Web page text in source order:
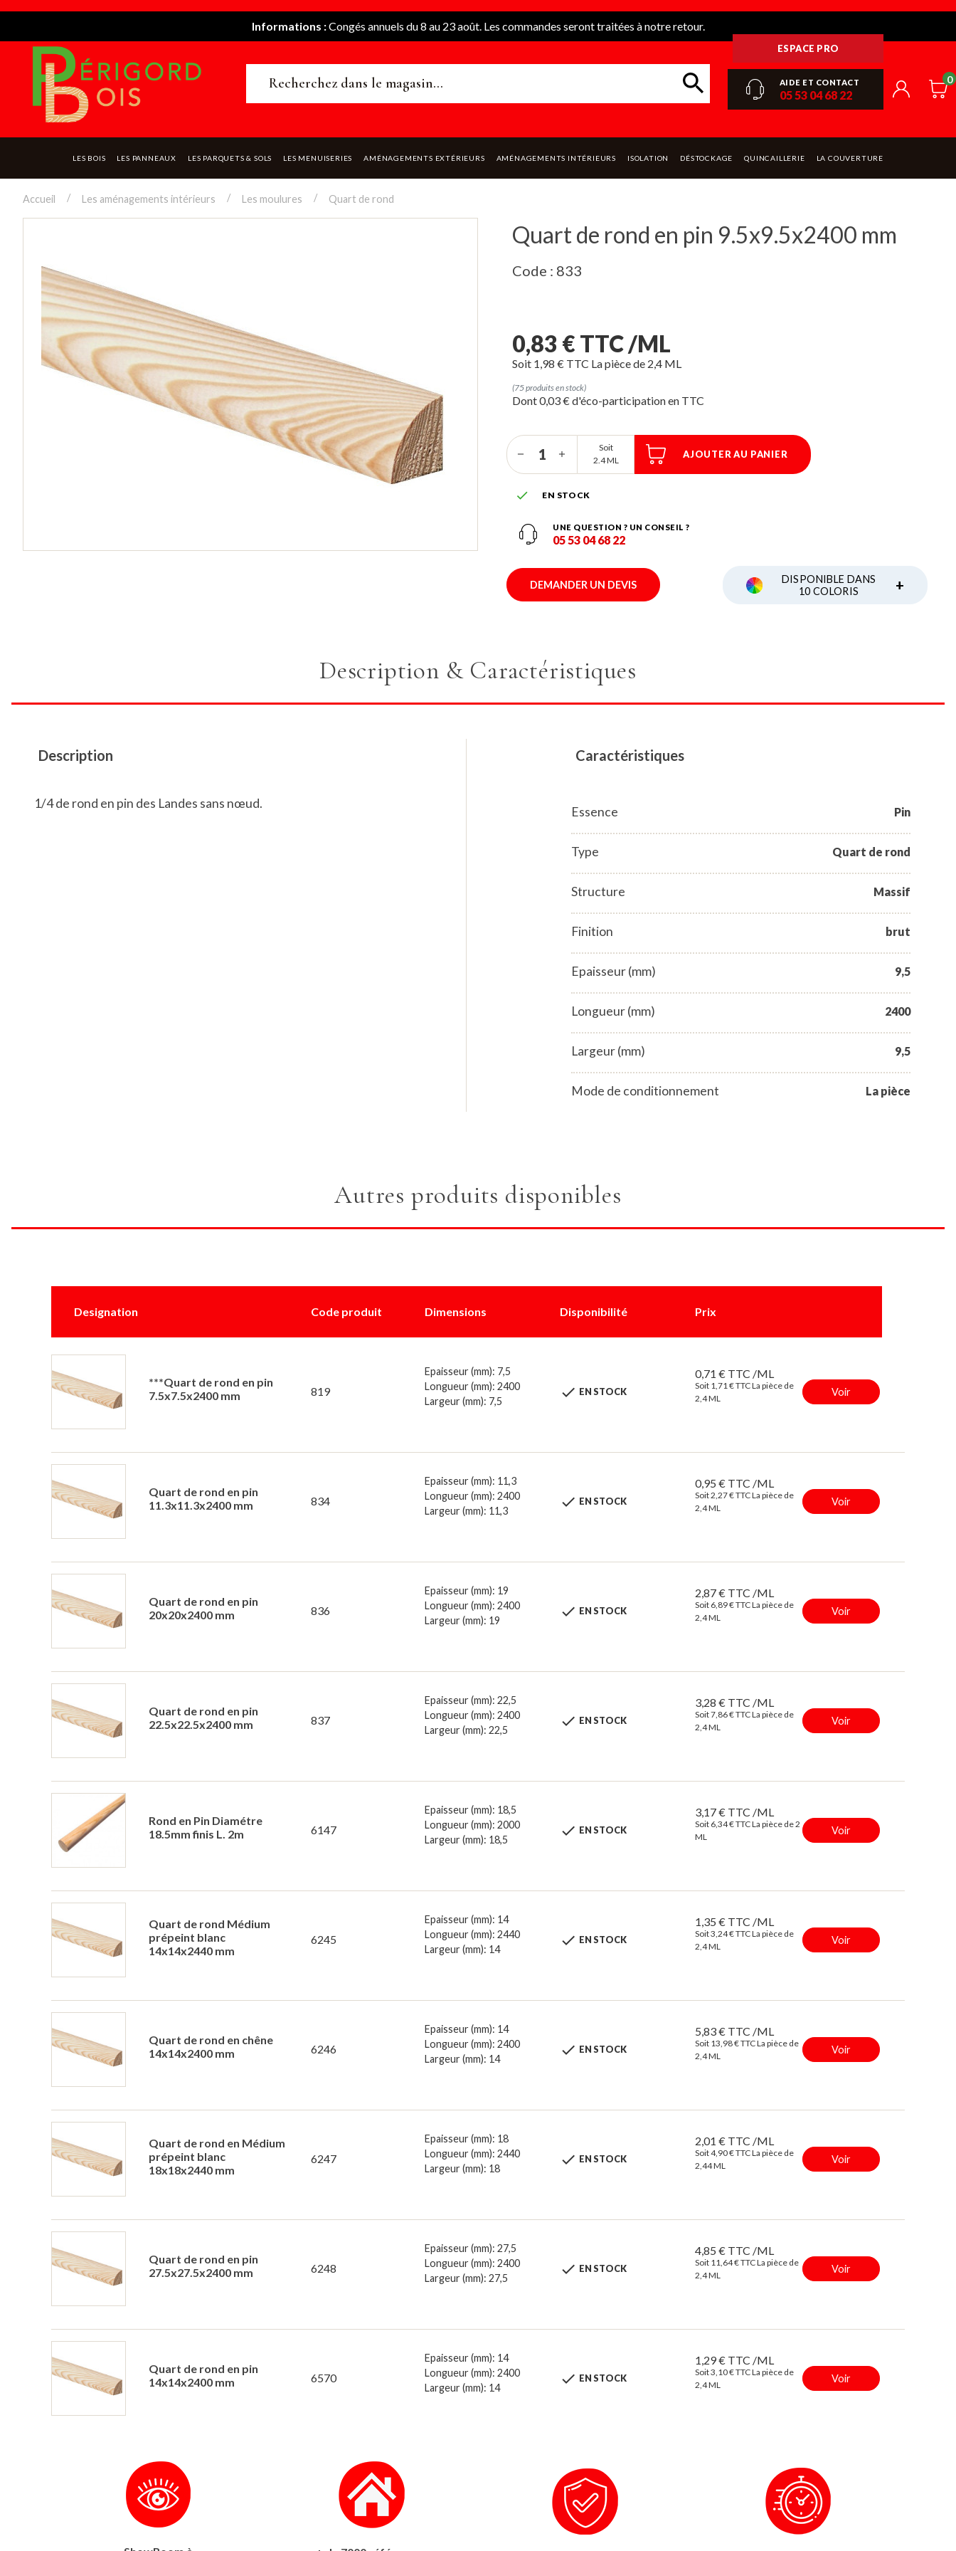
Informations :Congés annuels du 8 au 23 août. Les commandes seront traitées à notre retour.
ESPACE PRO
AIDE ET CONTACT
05 53 04 68 22
0
LES BOIS LES PANNEAUX LES PARQUETS & SOLS LES MENUISERIES AMÉNAGEMENTS EXTÉRIEURS AMÉNAGEMENTS INTÉRIEURS ISOLATION DÉSTOCKAGE QUINCAILLERIE LA COUVERTURE
Accueil Les aménagements intérieurs Les moulures Quart de rond
Quart de rond en pin 9.5x9.5x2400 mm
Code : 833
0,83 € TTC /ML
Soit 1,98 € TTC La pièce de 2,4 ML
(75 produits en stock)
Dont 0,03 € d'éco-participation
Soit
2.4 ML
AJOUTER AU PANIER
 EN STOCK
UNE QUESTION ? UN CONSEIL ?
05 53 04 68 22
DEMANDER UN DEVIS
DISPONIBLE DANS
10 COLORIS
+
Description & Caractéristiques
Description
1/4 de rond en pin des Landes sans nœud.
Caractéristiques
Essence Pin
Type Quart de rond
Structure Massif
Finition brut
Epaisseur (mm) 9,5
Longueur (mm) 2400
Largeur (mm) 9,5
Mode de conditionnement La pièce
Autres produits disponibles
Designation Code produit Dimensions Disponibilité Prix
***Quart de rond en pin
7.5x7.5x2400 mm
819
Epaisseur (mm): 7,5
Longueur (mm): 2400
Largeur (mm): 7,5
 EN STOCK
0,71 € TTC /ML
Soit 1,71 € TTC La pièce de
2,4 ML
Voir
Quart de rond en pin
11.3x11.3x2400 mm
834
Epaisseur (mm): 11,3
Longueur (mm): 2400
Largeur (mm): 11,3
 EN STOCK
0,95 € TTC /ML
Soit 2,27 € TTC La pièce de
2,4 ML
Voir
Quart de rond en pin
20x20x2400 mm
836
Epaisseur (mm): 19
Longueur (mm): 2400
Largeur (mm): 19
 EN STOCK
2,87 € TTC /ML
Soit 6,89 € TTC La pièce de
2,4 ML
Voir
Quart de rond en pin
22.5x22.5x2400 mm
837
Epaisseur (mm): 22,5
Longueur (mm): 2400
Largeur (mm): 22,5
 EN STOCK
3,28 € TTC /ML
Soit 7,86 € TTC La pièce de
2,4 ML
Voir
Rond en Pin Diamétre
18.5mm finis L. 2m
6147
Epaisseur (mm): 18,5
Longueur (mm): 2000
Largeur (mm): 18,5
 EN STOCK
3,17 € TTC /ML
Soit 6,34 € TTC La pièce de 2
ML
Voir
Quart de rond Médium
prépeint blanc
14x14x2440 mm
6245
Epaisseur (mm): 14
Longueur (mm): 2440
Largeur (mm): 14
 EN STOCK
1,35 € TTC /ML
Soit 3,24 € TTC La pièce de
2,4 ML
Voir
Quart de rond en chêne
14x14x2400 mm
6246
Epaisseur (mm): 14
Longueur (mm): 2400
Largeur (mm): 14
 EN STOCK
5,83 € TTC /ML
Soit 13,98 € TTC La pièce de
2,4 ML
Voir
Quart de rond en Médium
prépeint blanc
18x18x2440 mm
6247
Epaisseur (mm): 18
Longueur (mm): 2440
Largeur (mm): 18
 EN STOCK
2,01 € TTC /ML
Soit 4,90 € TTC La pièce de
2,44 ML
Voir
Quart de rond en pin
27.5x27.5x2400 mm
6248
Epaisseur (mm): 27,5
Longueur (mm): 2400
Largeur (mm): 27,5
 EN STOCK
4,85 € TTC /ML
Soit 11,64 € TTC La pièce de
2,4 ML
Voir
Quart de rond en pin
14x14x2400 mm
6570
Epaisseur (mm): 14
Longueur (mm): 2400
Largeur (mm): 14
 EN STOCK
1,29 € TTC /ML
Soit 3,10 € TTC La pièce de
2,4 ML
Voir